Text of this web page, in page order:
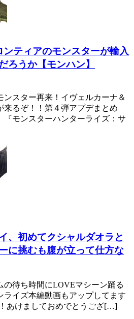
ンティアのモンスターが輸入
ろうか【モンハン】
ンスター再来！イヴェルカーナ＆
来るぞ！！第４弾アプデまとめ
『モンスターハンターライズ：サ
、初めてクシャルダオラと
に挑むも腹が立って仕方な
の待ち時間にLOVEマシーン踊る
イズ本編動画もアップしてます
あけましておめでとうござ[…]